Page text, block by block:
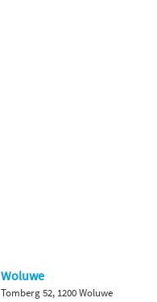
Woluwe
Tomberg 52, 1200 Woluwe